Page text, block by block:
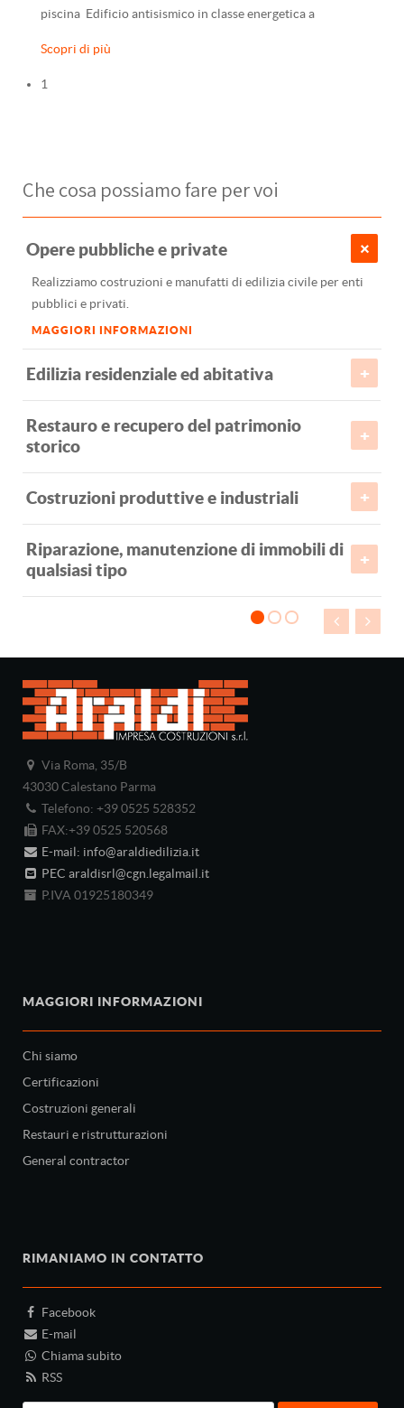
piscina Edificio antisismico in classe energetica a
Scopri di più
1
Che cosa possiamo fare per voi
Opere pubbliche e private
Realizziamo costruzioni e manufatti di edilizia civile per enti
pubblici e privati.
MAGGIORI INFORMAZIONI
Edilizia residenziale ed abitativa
Restauro e recupero del patrimonio
storico
Costruzioni produttive e industriali
Riparazione, manutenzione di immobili di
qualsiasi tipo
Via Roma, 35/B
43030 Calestano Parma
Telefono: +39 0525 528352
FAX:+39 0525 520568
E-mail: info@araldiedilizia.it
PEC araldisrl@cgn.legalmail.it
P.IVA 01925180349
MAGGIORI INFORMAZIONI
Chi siamo
Certificazioni
Costruzioni generali
Restauri e ristrutturazioni
General contractor
RIMANIAMO IN CONTATTO
Facebook
E-mail
Chiama subito
RSS